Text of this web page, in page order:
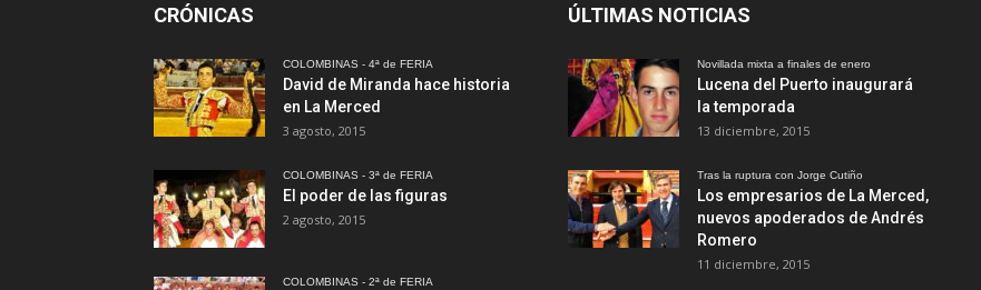
CRÓNICAS
COLOMBINAS - 4ª de FERIA
David de Miranda hace historia
en La Merced
3 agosto, 2015
COLOMBINAS - 3ª de FERIA
El poder de las figuras
2 agosto, 2015
COLOMBINAS - 2ª de FERIA
ÚLTIMAS NOTICIAS
Novillada mixta a finales de enero
Lucena del Puerto inaugurará
la temporada
13 diciembre, 2015
Tras la ruptura con Jorge Cutiño
Los empresarios de La Merced,
nuevos apoderados de Andrés
Romero
11 diciembre, 2015